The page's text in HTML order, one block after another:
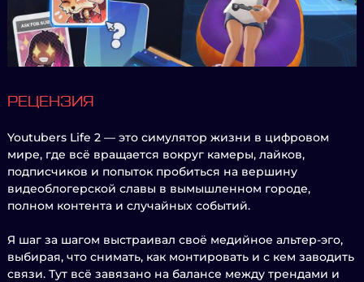
РЕЦЕНЗИЯ
Youtubers Life 2 — это симулятор жизни в цифровом
мире, где всё вращается вокруг камеры, лайков,
подписчиков и попыток пробиться на вершину
видеоблогерской славы в вымышленном городе,
полном контента и случайных событий.
Я шаг за шагом выстраивал своё медийное альтер-эго,
выбирая, что снимать, как монтировать и с кем заводить
связи. Тут всё завязано на балансе между трендами и